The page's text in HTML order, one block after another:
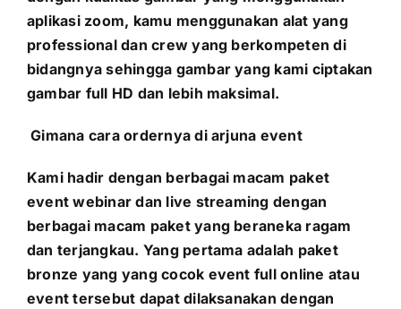
aplikasi zoom, kamu menggunakan alat yang
professional dan crew yang berkompeten di
bidangnya sehingga gambar yang kami ciptakan
gambar full HD dan lebih maksimal.
Gimana cara ordernya di arjuna event
Kami hadir dengan berbagai macam paket
event webinar dan live streaming dengan
berbagai macam paket yang beraneka ragam
dan terjangkau. Yang pertama adalah paket
bronze yang yang cocok event full online atau
event tersebut dapat dilaksanakan dengan